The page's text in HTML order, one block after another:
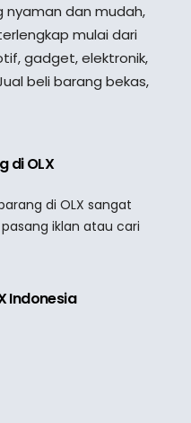
nyaman dan mudah,
mulai dari
gadget, elektronik,
beli barang bekas,
di OLX
di OLX sangat
iklan atau cari
Indonesia